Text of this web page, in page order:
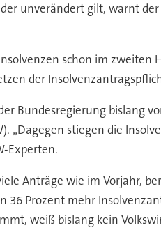
unverändert gilt, warnt
schon im zweiten
der
Bundesregierung bislang
„Dagegen stiegen die
Experten.
Anträge wie im Vorjahr,
Prozent mehr
weiß bislang kein